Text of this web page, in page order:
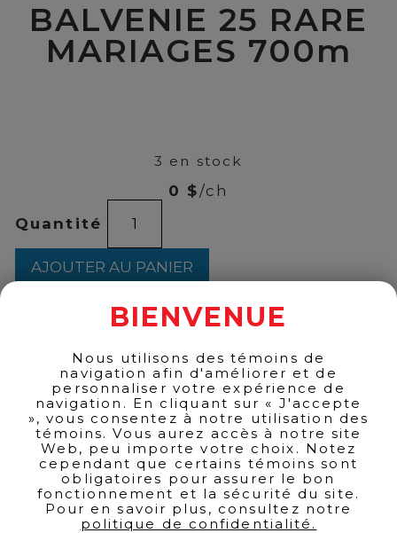
BALVENIE 25 RARE
MARIAGES 700m
3 en stock
0 $/ch
Quantité
25
RARE
700m
AJOUTER AU PANIER
RETOUR AUX PRODUITS
BIENVENUE
Nous utilisons des témoins de
navigation afin d'améliorer et de
personnaliser votre expérience de
navigation. En cliquant sur « J'accepte
», vous consentez à notre utilisation des
témoins. Vous aurez accès à notre site
Web, peu importe votre choix. Notez
cependant que certains témoins sont
obligatoires pour assurer le bon
fonctionnement et la sécurité du site.
Pour en savoir plus, consultez notre
politique de confidentialité.